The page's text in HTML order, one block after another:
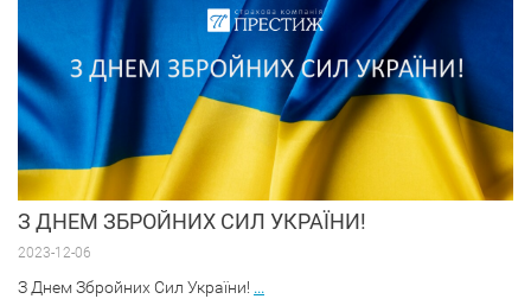
З ДНЕМ ЗБРОЙНИХ СИЛ УКРАЇНИ!
2023-12-06
З Днем Збройних Сил України! ...